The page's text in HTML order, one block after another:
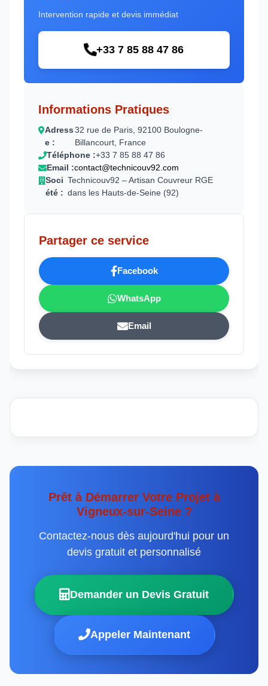
Intervention rapide et devis immédiat
+33 7 85 88 47 86
Informations Pratiques
Adress
e :
32 rue de Paris, 92100 Boulogne-
Billancourt, France
Téléphone :+33 7 85 88 47 86
Email :contact@technicouv92.com
Soci
été :
Technicouv92 – Artisan Couvreur RGE
dans les Hauts-de-Seine (92)
Partager ce service
Facebook
WhatsApp
Email
Prêt à Démarrer Votre Projet à
Vigneux-sur-Seine ?
Contactez-nous dès aujourd'hui pour un
devis gratuit et personnalisé
Demander un Devis Gratuit
Appeler Maintenant